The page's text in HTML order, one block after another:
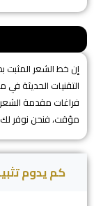
​إن خط الشعر المثبت
التقنيات الحديثة
فراغات مقدمة
مؤقت، فنحن نوفر لك
كم يدوم